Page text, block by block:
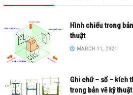
Hình chiếu trong
thuật
MARCH 11, 2021
Ghi chữ – số – kích
trong bản vẽ kỹ thuật